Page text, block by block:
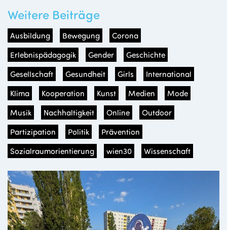
Weitere Beiträge
Ausbildung Bewegung
Corona
Erlebnispädagogik
Gender
Geschichte
Gesellschaft
Gesundheit Girls
International
Klima
Kooperation Kunst Medien
Mode
Musik
Nachhaltigkeit Online
Outdoor
Partizipation
Politik
Prävention
Sozialraumorientierung
wien30 Wissenschaft